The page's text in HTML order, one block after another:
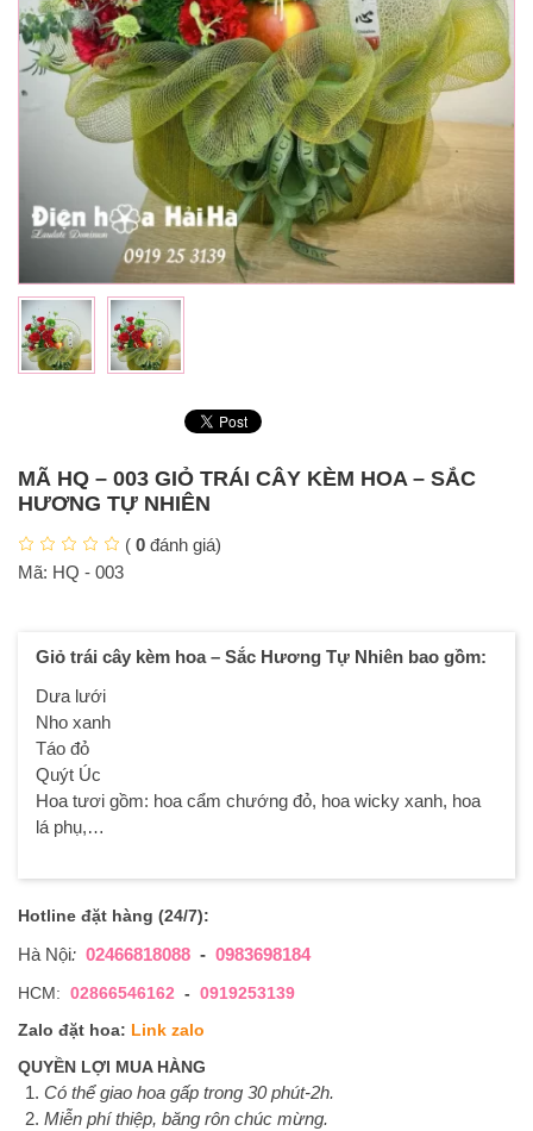
MÃ HQ – 003 GIỎ TRÁI CÂY KÈM HOA – SẮC
HƯƠNG TỰ NHIÊN
( 0 đánh giá)
Mã: HQ - 003
Giỏ trái cây kèm hoa – Sắc Hương Tự Nhiên bao gồm:
Dưa lưới
Nho xanh
Táo đỏ
Quýt Úc
Hoa tươi gồm: hoa cẩm chướng đỏ, hoa wicky xanh, hoa
lá phụ,…
Hotline đặt hàng (24/7):
Hà Nội: 02466818088 - 0983698184
HCM: 02866546162 - 0919253139
Zalo đặt hoa: Link zalo
QUYỀN LỢI MUA HÀNG
Có thể giao hoa gấp trong 30 phút-2h.
Miễn phí thiệp, băng rôn chúc mừng.